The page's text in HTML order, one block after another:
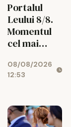
Portalul
Leului 8/8.
Momentul
cel mai
verii
08/08/2026
12:53